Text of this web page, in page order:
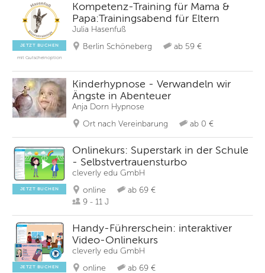
JETZT BUCHEN
mit Gutscheinoption
Kompetenz-Training für Mama &
Papa:Trainingsabend für Eltern
Julia Hasenfuß
Berlin Schöneberg
ab 59 €
Kinderhypnose - Verwandeln wir
Ängste in Abenteuer
Anja Dorn Hypnose
Ort nach Vereinbarung
ab 0 €
JETZT BUCHEN
Onlinekurs: Superstark in der Schule
- Selbstvertrauensturbo
cleverly edu GmbH
online
ab 69 €
9 - 11 J
JETZT BUCHEN
Handy-Führerschein: interaktiver
Video-Onlinekurs
cleverly edu GmbH
online
ab 69 €